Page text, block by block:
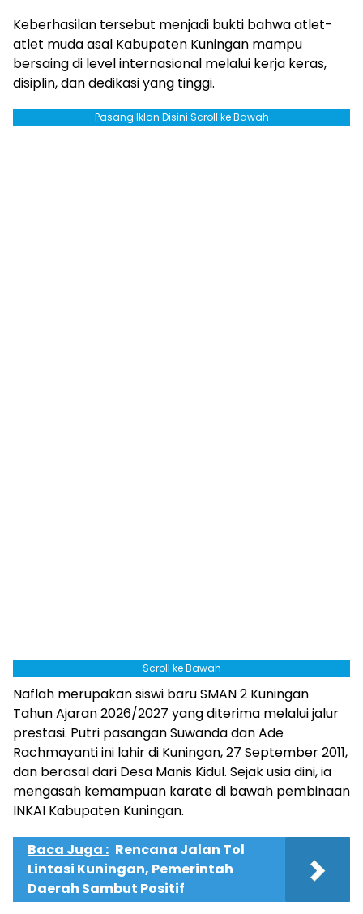
Keberhasilan tersebut menjadi bukti bahwa atlet-
atlet muda asal Kabupaten Kuningan mampu
bersaing di level internasional melalui kerja keras,
disiplin, dan dedikasi yang tinggi.
Pasang Iklan Disini Scroll ke Bawah
Scroll ke Bawah
Naflah merupakan siswi baru SMAN 2 Kuningan
Tahun Ajaran 2026/2027 yang diterima melalui jalur
prestasi. Putri pasangan Suwanda dan Ade
Rachmayanti ini lahir di Kuningan, 27 September 2011,
dan berasal dari Desa Manis Kidul. Sejak usia dini, ia
mengasah kemampuan karate di bawah pembinaan
INKAI Kabupaten Kuningan.
Baca Juga : Rencana Jalan Tol
Lintasi Kuningan, Pemerintah
Daerah Sambut Positif